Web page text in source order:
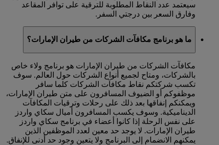
سيعتمد عدد النقاط المطلوبة للترقية على توافر المقاعد
وفارق السعر بين درجتي السفر.
ما هو برنامج مكافآت الشركات من طيران الإمارات؟
مكافآت الشركات من طيران الإمارات هو برنامج ولاء خاص
بالشركات، ومتاح لجميع أنواع الشركات حول العالم. سوف
تكسب شركتكم نقاط مكافآت الشركات كلما سافر
موظفوكم أو الضيوف المسافرون على متن طيران الإمارات،
ويمكنكم إنفاقها بعد ذلك على رحلات وترقيات المكافآت
الديناميكية. وسوف يكسب المسافرون أميال سكاي واردز
على نفس الرحلة إذا كانوا أعضاء في برنامج سكاي واردز
طيران الإمارات. لا يوجد حد معين لعدد الموظفين الذين
يمكنهم الانضمام إلى البرنامج ولا يتعين وجود حد أدنى للإنفاق.